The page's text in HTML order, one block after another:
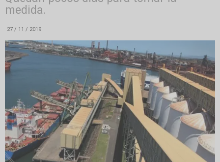
medida.
27 / 11 / 2019